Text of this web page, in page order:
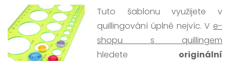
Tuto šablonu využijete v
quillingování úplně nejvíc. V e-
shopu s quillingem
hledete originální